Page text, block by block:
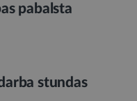
pabalsta
stundas